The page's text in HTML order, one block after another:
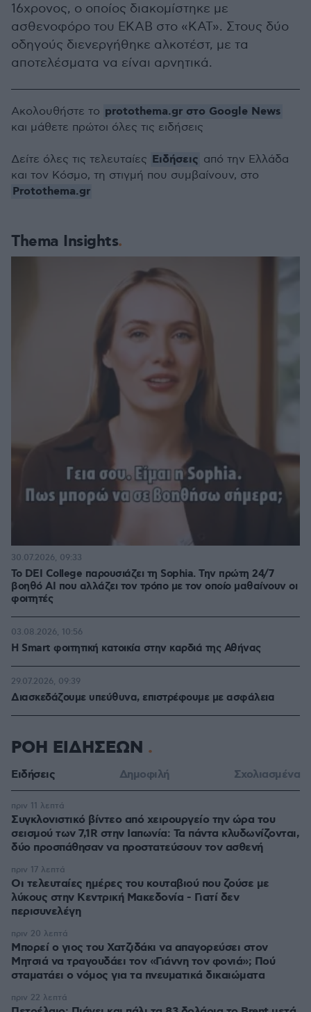
16χρονος, ο οποίος διακομίστηκε με
ασθενοφόρο του ΕΚΑΒ στο «ΚΑΤ». Στους δύο
οδηγούς διενεργήθηκε αλκοτέστ, με τα
αποτελέσματα να είναι αρνητικά.
Thema Insights
Το DEI College παρουσιάζει τη Sophia. Την πρώτη 24/7
βοηθό AI που αλλάζει τον τρόπο με τον οποίο μαθαίνουν οι
φοιτητές
30.07.2026, 09:33
Η Smart φοιτητική κατοικία στην καρδιά της Αθήνας
03.08.2026, 10:56
Διασκεδάζουμε υπεύθυνα, επιστρέφουμε με ασφάλεια
29.07.2026, 09:39
Ακολουθήστε το protothema.gr στο Google News
και μάθετε πρώτοι όλες τις ειδήσεις
Δείτε όλες τις τελευταίες Ειδήσεις από την Ελλάδα
και τον Κόσμο, τη στιγμή που συμβαίνουν, στο
Protothema.gr
ΡΟΗ ΕΙΔΗΣΕΩΝ
Ειδήσεις Δημοφιλή Σχολιασμένα
Συγκλονιστικό βίντεο από χειρουργείο την ώρα του
σεισμού των 7,1R στην Ιαπωνία: Τα πάντα κλυδωνίζονται,
δύο προσπάθησαν να προστατεύσουν τον ασθενή
πριν 11 λεπτά
Οι τελευταίες ημέρες του κουταβιού που ζούσε με
λύκους στην Κεντρική Μακεδονία - Γιατί δεν
περισυνελέγη
πριν 17 λεπτά
Μπορεί ο γιος του Χατζιδάκι να απαγορεύσει στον
Μητσιά να τραγουδάει τον «Γιάννη τον φονιά»; Πού
σταματάει ο νόμος για τα πνευματικά δικαιώματα
πριν 20 λεπτά
πριν 22 λεπτά